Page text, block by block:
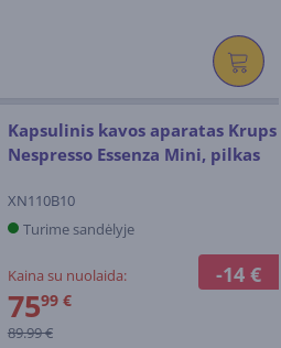
-14 €
Kapsulinis kavos aparatas Krups
Nespresso Essenza Mini, pilkas
XN110B10
Turime sandėlyje
Kaina su nuolaida:
7599 €
89.99 €